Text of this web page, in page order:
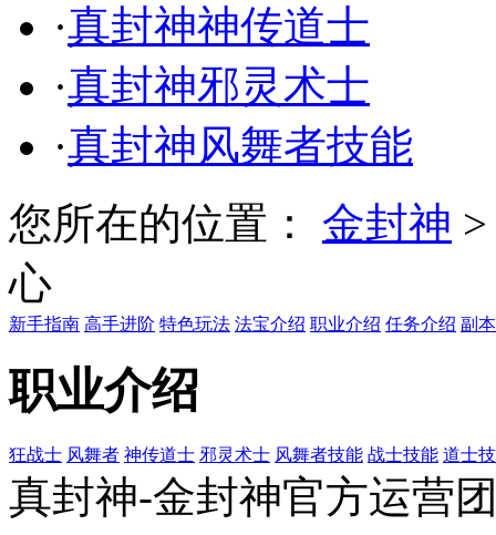
·真封神神传道士
·真封神邪灵术士
·真封神风舞者技能
您所在的位置： 金封神
心
新手指南 高手进阶 特色玩法 法宝介绍 职业介绍 任务介绍 副
职业介绍
狂战士 风舞者 神传道士 邪灵术士 风舞者技能 战士技能 道士
真封神-金封神官方运营